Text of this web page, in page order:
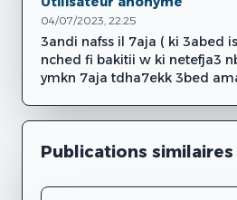
04/07/2023, 22:25
3andi nafss il 7aja ( ki 3abed
nched fi bakitii w ki netefja3
ymkn 7aja tdha7ekk 3bed
Publications similaires